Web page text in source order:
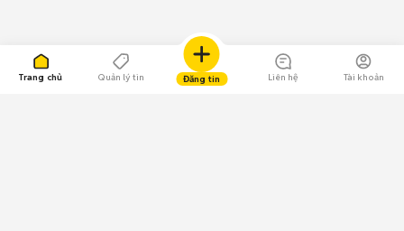
Trang chủ Quản lý tin Đăng tin Liên hệ Tài khoản